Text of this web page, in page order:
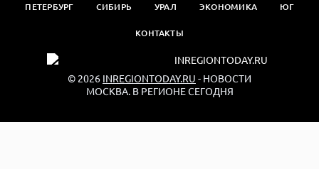
ПЕТЕРБУРГ СИБИРЬ УРАЛ ЭКОНОМИКА ЮГ
КОНТАКТЫ
© 2026 INREGIONTODAY.RU - НОВОСТИ
МОСКВА. В РЕГИОНЕ СЕГОДНЯ